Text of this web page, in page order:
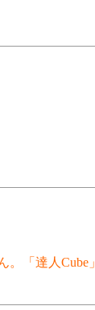
「達人Cube